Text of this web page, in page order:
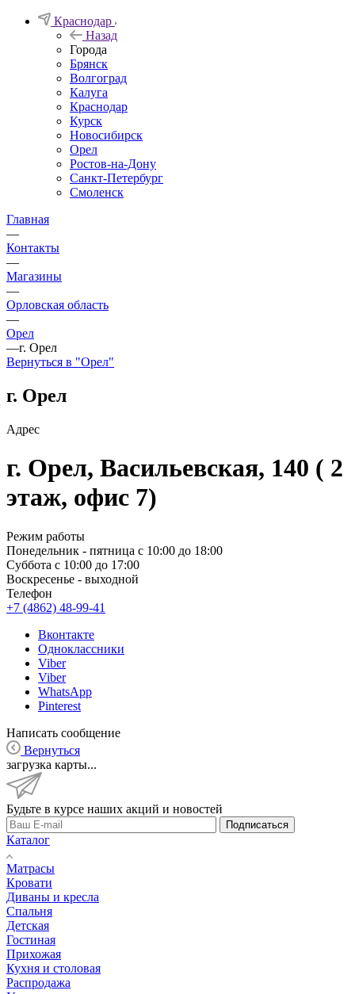
Краснодар
Назад
Города
Брянск
Волгоград
Калуга
Краснодар
Курск
Новосибирск
Орел
Ростов-на-Дону
Санкт-Петербург
Смоленск
Главная
—
Контакты
—
Магазины
—
Орловская область
—
Орел
—г. Орел
Вернуться в "Орел"
г. Орел
Адрес
г. Орел, Васильевская, 140 ( 2
этаж, офис 7)
Режим работы
Понедельник - пятница с 10:00 до 18:00
Суббота с 10:00 до 17:00
Воскресенье - выходной
Телефон
+7 (4862) 48-99-41
Вконтакте
Одноклассники
Viber
Viber
WhatsApp
Pinterest
Написать сообщение
Вернуться
загрузка карты...
Будьте в курсе наших акций и новостей
Подписаться
Каталог
Матрасы
Кровати
Диваны и кресла
Спальня
Детская
Гостиная
Прихожая
Кухня и столовая
Распродажа